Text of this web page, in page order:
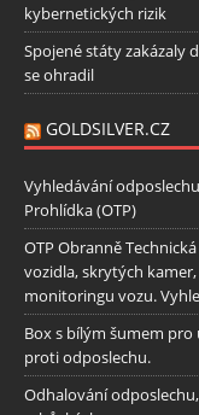
kybernetických rizik
Spojené státy zakázaly
se ohradil
GOLDSILVER.CZ
Vyhledávání
Prohlídka (OTP)
OTP Obranně
vozidla, skrytých
monitoringu vozu.
Box s bílým šumem
proti odposlechu.
Odhalování